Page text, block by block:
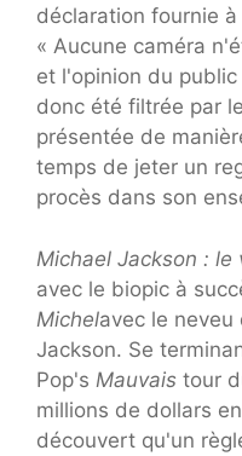
déclaration fournie
« Aucune caméra
et l'opinion du
donc été filtrée par
présentée de
temps de jeter un
procès dans son
Michael Jackson : le
avec le biopic à
Michelavec le
Jackson. Se
Pop's Mauvais tour
millions de dollars
découvert qu'un